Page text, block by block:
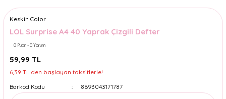
Keskin Color
LOL Surprise A4 40 Yaprak Çizgili Defter
0 Puan - 0 Yorum
59,99 TL
6,39 TL den başlayan taksitlerle!
Barkod Kodu
8693043171787